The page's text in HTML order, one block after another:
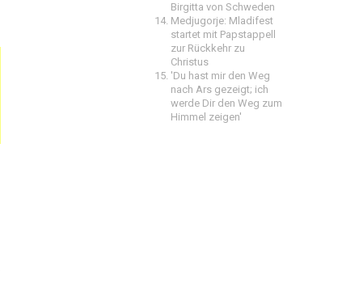
Birgitta von Schweden
Medjugorje: Mladifest
startet mit Papstappell
zur Rückkehr zu
Christus
'Du hast mir den Weg
nach Ars gezeigt; ich
werde Dir den Weg zum
Himmel zeigen'